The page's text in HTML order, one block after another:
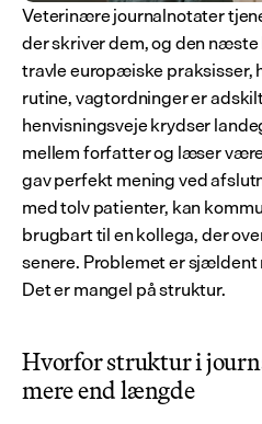
Veterinære journalnotater
der skriver dem, og den
travle europæiske praksisser,
rutine, vagtordninger er
henvisningsveje krydser
mellem forfatter og læser
gav perfekt mening ved
med tolv patienter, kan
brugbart til en kollega, der
senere. Problemet er
Det er mangel på struktur.
Hvorfor struktur i
mere end længde